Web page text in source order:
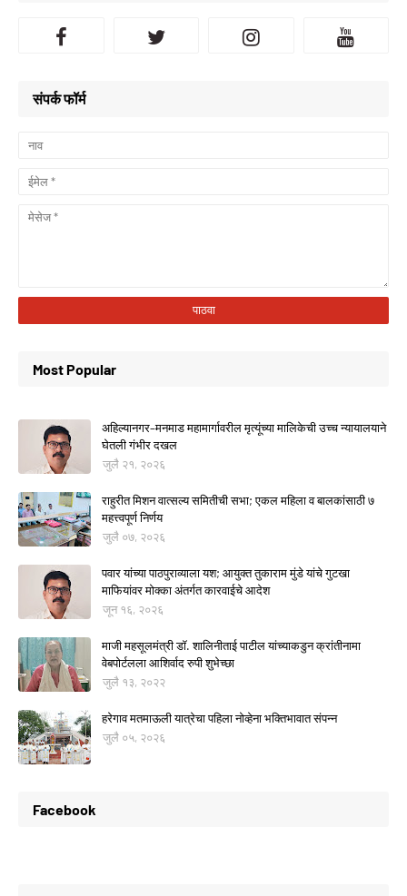
संपर्क फॉर्म
Most Popular
अहिल्यानगर–मनमाड महामार्गावरील मृत्यूंच्या मालिकेची उच्च न्यायालयाने
घेतली गंभीर दखल
जुलै २१, २०२६
राहुरीत मिशन वात्सल्य समितीची सभा; एकल महिला व बालकांसाठी ७
महत्त्वपूर्ण निर्णय
जुलै ०७, २०२६
पवार यांच्या पाठपुराव्याला यश; आयुक्त तुकाराम मुंडे यांचे गुटखा
माफियांवर मोक्का अंतर्गत कारवाईचे आदेश
जून १६, २०२६
माजी महसूलमंत्री डॉ. शालिनीताई पाटील यांच्याकडुन क्रांतीनामा
वेबपोर्टलला आशिर्वाद रुपी शुभेच्छा
जुलै १३, २०२२
हरेगाव मतमाऊली यात्रेचा पहिला नोव्हेना भक्तिभावात संपन्न
जुलै ०५, २०२६
Facebook